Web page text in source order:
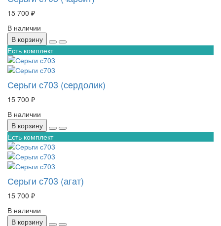
15 700 ₽
В наличии
В корзину
Есть комплект
Серьги с703 (сердолик)
15 700 ₽
В наличии
В корзину
Есть комплект
Серьги с703 (агат)
15 700 ₽
В наличии
В корзину